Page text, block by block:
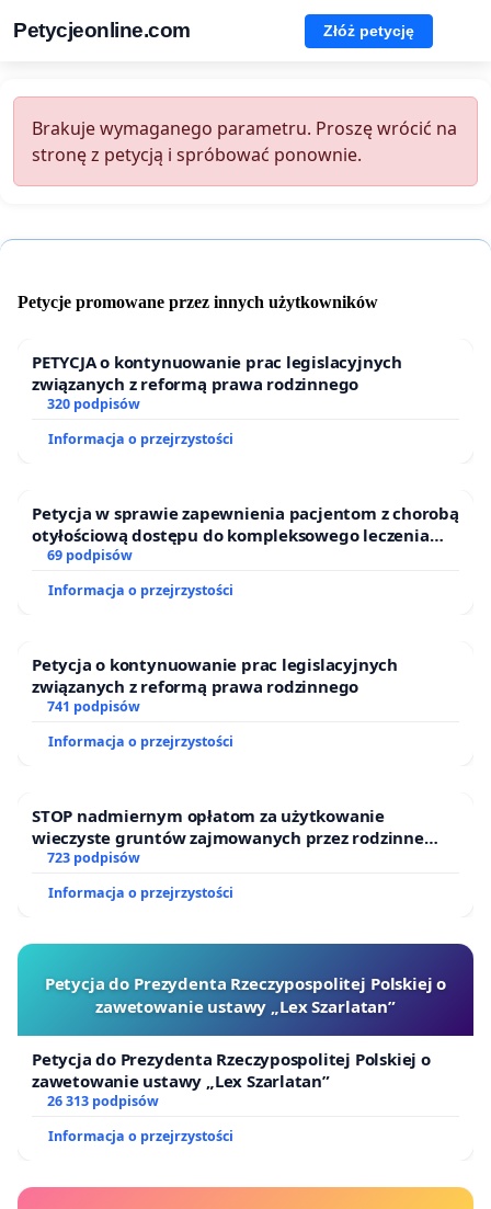
Petycjeonline.com Złóż petycję
Brakuje wymaganego parametru. Proszę wrócić na
stronę z petycją i spróbować ponownie.
Petycje promowane przez innych użytkowników
PETYCJA o kontynuowanie prac legislacyjnych
związanych z reformą prawa rodzinnego
320 podpisów
Informacja o przejrzystości
Petycja w sprawie zapewnienia pacjentom z chorobą
otyłościową dostępu do kompleksowego leczenia
oraz programów profilaktycznych.
69 podpisów
Informacja o przejrzystości
Petycja o kontynuowanie prac legislacyjnych
związanych z reformą prawa rodzinnego
741 podpisów
Informacja o przejrzystości
STOP nadmiernym opłatom za użytkowanie
wieczyste gruntów zajmowanych przez rodzinne
ogrody działkowe.
723 podpisów
Informacja o przejrzystości
Petycja do Prezydenta Rzeczypospolitej Polskiej o
zawetowanie ustawy „Lex Szarlatan”
Petycja do Prezydenta Rzeczypospolitej Polskiej o
zawetowanie ustawy „Lex Szarlatan”
26 313 podpisów
Informacja o przejrzystości